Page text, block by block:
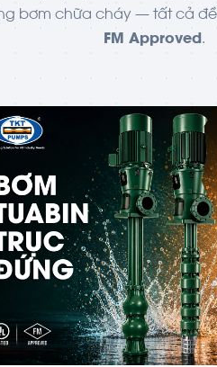
bơm chữa cháy — tất cả
FM Approved .